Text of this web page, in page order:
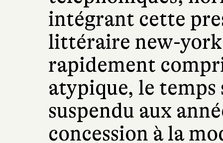
intégrant cette
littéraire new-
rapidement
atypique, le
suspendu aux
concession à la